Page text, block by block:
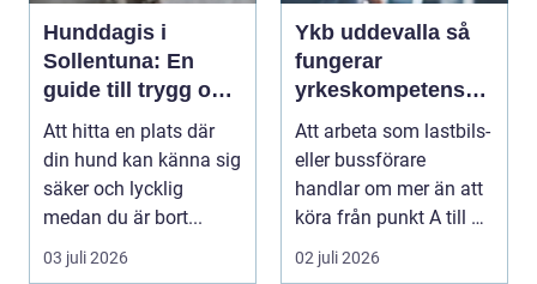
Hunddagis i
Sollentuna: En
guide till trygg och
stimulerande
dagvård för din
hund
Att hitta en plats där
din hund kan känna sig
säker och lycklig
medan du är bort...
03 juli 2026
Ykb uddevalla så
fungerar
yrkeskompetensbe
vis för lastbil och
buss
Att arbeta som lastbils-
eller bussförare
handlar om mer än att
köra från punkt A till B.
Bakom varj...
02 juli 2026